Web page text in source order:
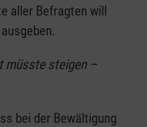
aller Befragten will
müsste steigen –
bei der Bewältigung